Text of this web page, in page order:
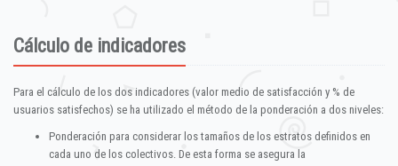
Cálculo de indicadores
Para el cálculo de los dos indicadores (valor medio de satisfacción y % de
usuarios satisfechos) se ha utilizado el método de la ponderación a dos niveles:
Ponderación para considerar los tamaños de los estratos definidos en
cada uno de los colectivos. De esta forma se asegura la